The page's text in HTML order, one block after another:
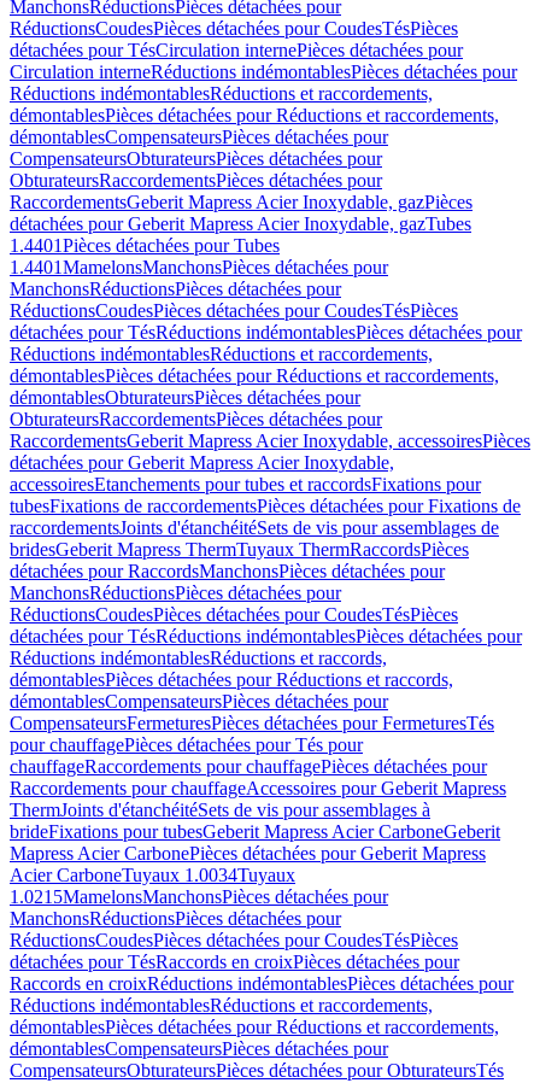
ManchonsRéductionsPièces détachées pour
RéductionsCoudesPièces détachées pour CoudesTésPièces
détachées pour TésCirculation internePièces détachées pour
Circulation interneRéductions indémontablesPièces détachées pour
Réductions indémontablesRéductions et raccordements,
démontablesPièces détachées pour Réductions et raccordements,
démontablesCompensateursPièces détachées pour
CompensateursObturateursPièces détachées pour
ObturateursRaccordementsPièces détachées pour
RaccordementsGeberit Mapress Acier Inoxydable, gazPièces
détachées pour Geberit Mapress Acier Inoxydable, gazTubes
1.4401Pièces détachées pour Tubes
1.4401MamelonsManchonsPièces détachées pour
ManchonsRéductionsPièces détachées pour
RéductionsCoudesPièces détachées pour CoudesTésPièces
détachées pour TésRéductions indémontablesPièces détachées pour
Réductions indémontablesRéductions et raccordements,
démontablesPièces détachées pour Réductions et raccordements,
démontablesObturateursPièces détachées pour
ObturateursRaccordementsPièces détachées pour
RaccordementsGeberit Mapress Acier Inoxydable, accessoiresPièces
détachées pour Geberit Mapress Acier Inoxydable,
accessoiresEtanchements pour tubes et raccordsFixations pour
tubesFixations de raccordementsPièces détachées pour Fixations de
raccordementsJoints d'étanchéitéSets de vis pour assemblages de
bridesGeberit Mapress ThermTuyaux ThermRaccordsPièces
détachées pour RaccordsManchonsPièces détachées pour
ManchonsRéductionsPièces détachées pour
RéductionsCoudesPièces détachées pour CoudesTésPièces
détachées pour TésRéductions indémontablesPièces détachées pour
Réductions indémontablesRéductions et raccords,
démontablesPièces détachées pour Réductions et raccords,
démontablesCompensateursPièces détachées pour
CompensateursFermeturesPièces détachées pour FermeturesTés
pour chauffagePièces détachées pour Tés pour
chauffageRaccordements pour chauffagePièces détachées pour
Raccordements pour chauffageAccessoires pour Geberit Mapress
ThermJoints d'étanchéitéSets de vis pour assemblages à
brideFixations pour tubesGeberit Mapress Acier CarboneGeberit
Mapress Acier CarbonePièces détachées pour Geberit Mapress
Acier CarboneTuyaux 1.0034Tuyaux
1.0215MamelonsManchonsPièces détachées pour
ManchonsRéductionsPièces détachées pour
RéductionsCoudesPièces détachées pour CoudesTésPièces
détachées pour TésRaccords en croixPièces détachées pour
Raccords en croixRéductions indémontablesPièces détachées pour
Réductions indémontablesRéductions et raccordements,
démontablesPièces détachées pour Réductions et raccordements,
démontablesCompensateursPièces détachées pour
CompensateursObturateursPièces détachées pour ObturateursTés